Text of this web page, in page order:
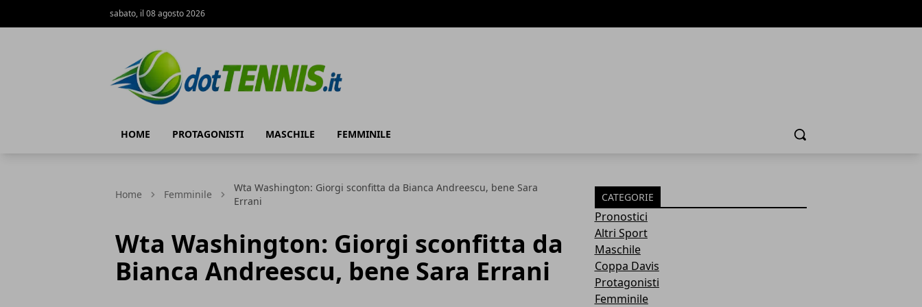
sabato, il 08 agosto 2026
HOME PROTAGONISTI MASCHILE FEMMINILE Cerca
Home Femminile
Wta Washington: Giorgi sconfitta da Bianca Andreescu, bene Sara
Errani
Wta Washington: Giorgi sconfitta da
Bianca Andreescu, bene Sara Errani
CATEGORIE
Pronostici
Altri Sport
Maschile
Coppa Davis
Protagonisti
Femminile